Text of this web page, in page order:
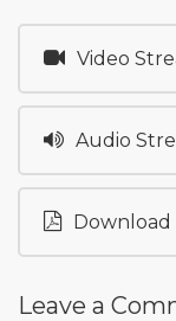
Video
Audio
Download
Leave a